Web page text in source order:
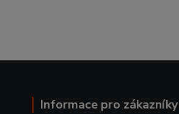
Informace pro zákazníky